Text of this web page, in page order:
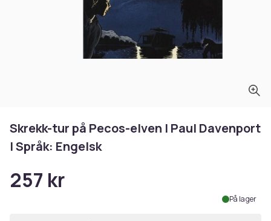
Skrekk-tur på Pecos-elven | Paul Davenport
| Språk: Engelsk
257 kr
På lager